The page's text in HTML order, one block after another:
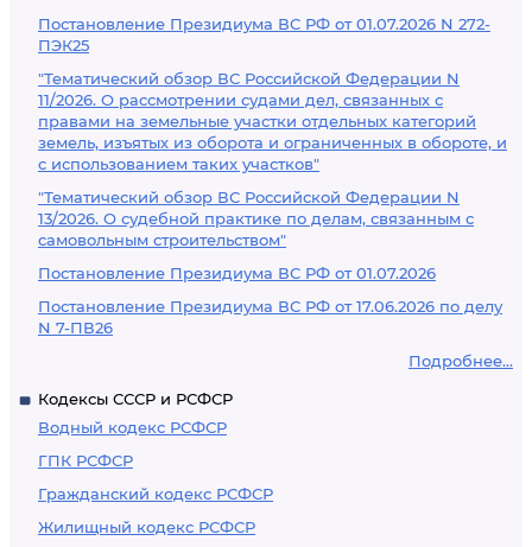
Постановление Президиума ВС РФ от 01.07.2026 N 272-
ПЭК25
"Тематический обзор ВС Российской Федерации N
11/2026. О рассмотрении судами дел, связанных с
правами на земельные участки отдельных категорий
земель, изъятых из оборота и ограниченных в обороте, и
с использованием таких участков"
"Тематический обзор ВС Российской Федерации N
13/2026. О судебной практике по делам, связанным с
самовольным строительством"
Постановление Президиума ВС РФ от 01.07.2026
Постановление Президиума ВС РФ от 17.06.2026 по делу
N 7-ПВ26
Подробнее...
Кодексы СССР и РСФСР
Водный кодекс РСФСР
ГПК РСФСР
Гражданский кодекс РСФСР
Жилищный кодекс РСФСР